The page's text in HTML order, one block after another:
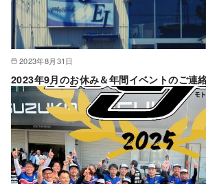
2023年8月31日
2023年9月のお休み＆年間イベントのご連